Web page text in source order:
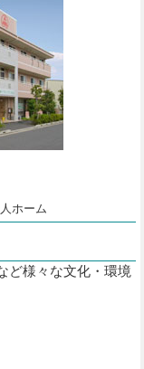
ホーム
ど様々な文化・環境
0円プランあり